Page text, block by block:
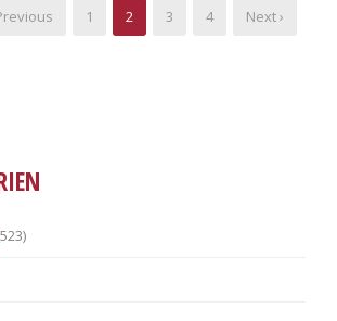
1 2 3 4 Next ›